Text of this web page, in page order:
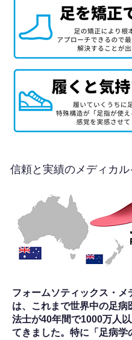
信頼と実績のメディカ
フォームソティックス・メ
は、これまで世界中の足病
法士が40年間で1000万人
てきました。特に「足病学